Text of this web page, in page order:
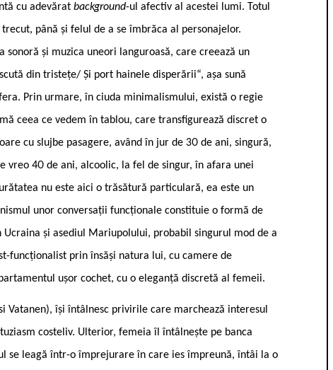
cu adevărat background-ul afectiv al acestei lumi. Totul
până și felul de a se îmbrăca al personajelor.
sonoră și muzica uneori languroasă, care creează un
din tristețe/ Și port hainele disperării“, așa sună
Prin urmare, în ciuda minimalismului, există o regie
ceea ce vedem în tablou, care transfigurează discret o
cu slujbe pasagere, având în jur de 30 de ani, singură,
vreo 40 de ani, alcoolic, la fel de singur, în afara unei
nu este aici o trăsătură particulară, ea este un
unor conversații funcționale constituie o formă de
și asediul Mariupolului, probabil singurul mod de a
funcționalist prin însăși natura lui, cu camere de
ușor cochet, cu o eleganță discretă al femeii.
Vatanen), își întâlnesc privirile care marchează interesul
costeliv. Ulterior, femeia îl întâlnește pe banca
se leagă într-o împrejurare în care ies împreună, întâi la o